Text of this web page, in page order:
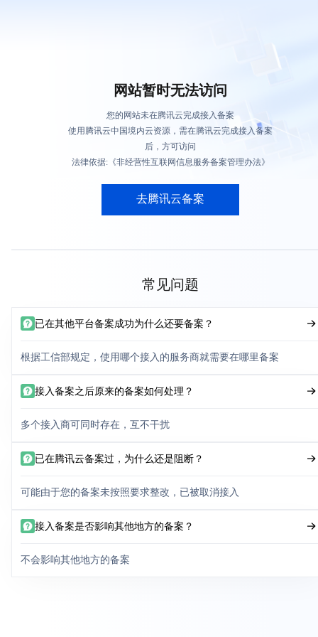
网站暂时无法访问
您的网站未在腾讯云完成接入备案
使用腾讯云中国境内云资源，需在腾讯云完成接入备案
后，方可访问
法律依据:《非经营性互联网信息服务备案管理办法》
去腾讯云备案
常见问题
已在其他平台备案成功为什么还要备案？
根据工信部规定，使用哪个接入的服务商就需要在哪里备案
接入备案之后原来的备案如何处理？
多个接入商可同时存在，互不干扰
已在腾讯云备案过，为什么还是阻断？
可能由于您的备案未按照要求整改，已被取消接入
接入备案是否影响其他地方的备案？
不会影响其他地方的备案